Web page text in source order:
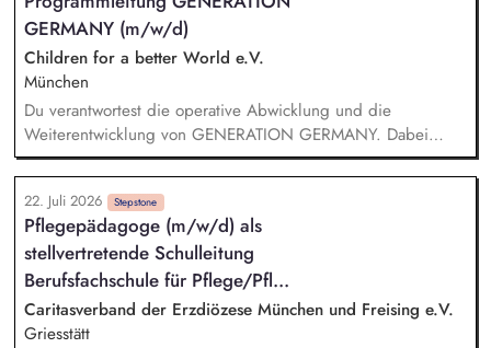
Jugendämtern, dem Bezirk Oberbayern und weiteren
Kooperationspartnern • Mitgestaltung des Gruppenalltags •
Dokumentation deiner Arbeit
GERMANY (m/w/d)
Children for a better World e.V.
München
Du verantwortest die operative Abwicklung und die
Weiterentwicklung von GENERATION GERMANY. Dabei
arbeitest Du im Team und auch eng mit unserem Vorstand
zusammen und übernimmst Verantwortung für die Strategie,
die Umsetzung und das Wachstum des Programms. Dazu
gehören insbesondere: Inhaltliche, strategische und
organisatorische Weiterentwicklung des Programms,
Konzeption, Planung und Durchführung unserer
Demokratieveranstaltungen, Moderation der Veranstaltungen
und Vorbereitung der Panelgäste.
22. Juli 2026 Stepstone
Pflegepädagoge (m/w/d) als
stellvertretende Schulleitung
Berufsfachschule für Pflege/Pfl...
Caritasverband der Erzdiözese München und Freising e.V.
Griesstätt